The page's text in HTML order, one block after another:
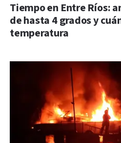
Tiempo en Entre Ríos:
de hasta 4 grados y
temperatura